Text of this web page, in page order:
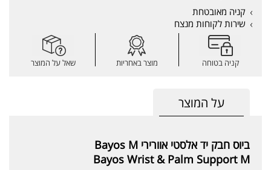
קניה מאובטחת
שירות לקוחות מנצח
קניה בטוחה מוצר באחריות שאל על המוצר
על המוצר
ביוס חבק יד אלסטי אוורירי Bayos M
Bayos Wrist & Palm Support M